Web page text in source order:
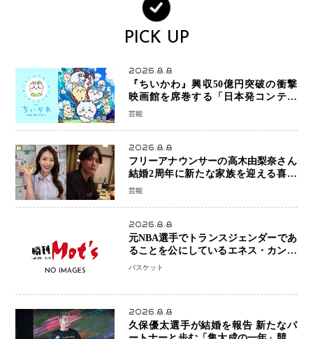
PICK UP
2026.8.8
『ちいかわ』興収50億円突破の衝撃
映画館を席巻する「日本発コンテン
ツ」の強さ スパイダーマン、モアナ
芸能
2026.8.8
フリーアナウンサーの高木由梨奈さん
結婚2周年に新たな家族を迎える喜び
を報告 夫・岸田タツヤさんと連名
芸能
2026.8.8
元NBA選手でトランスジェンダーであ
ることを公にしているエネス・カンタ
ーがWNBAドラフト参戦を表明「参加
バスケット
2026.8.8
久保優太選手が結婚を報告 新たなパ